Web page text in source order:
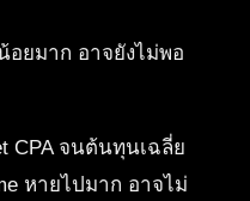
อยมาก อาจยังไม่พอ
CPA จนต้นทุนเฉลี่ย
หายไปมาก อาจไม่